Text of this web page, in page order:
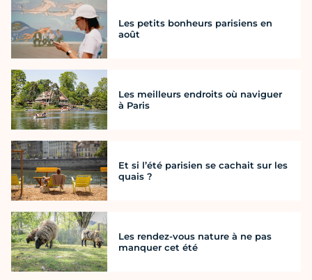
Les petits bonheurs parisiens en
août
Les meilleurs endroits où naviguer
à Paris
Et si l’été parisien se cachait sur les
quais ?
Les rendez-vous nature à ne pas
manquer cet été